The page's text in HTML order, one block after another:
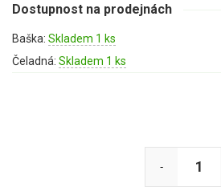
Benzínové sekačky
Akumulátorové sekačky
Křovinořezy a vyžínače
Dostupnost na prodejnách
Baška: Skladem 1 ks
Čeladná: Skladem 1 ks
-